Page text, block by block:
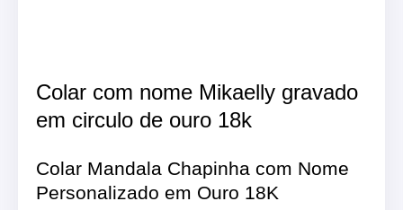
Colar com nome Mikaelly gravado
em circulo de ouro 18k
Colar Mandala Chapinha com Nome
Personalizado em Ouro 18K